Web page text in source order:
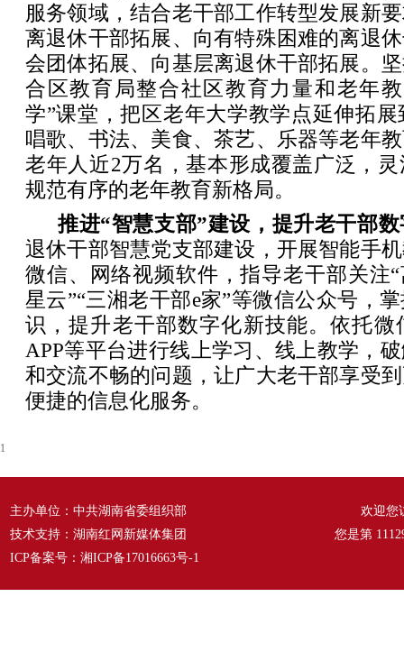
服务领域，结合老干部工作转型发展新
离退休干部拓展、向有特殊困难的离退
会团体拓展、向基层离退休干部拓展。
合区教育局整合社区教育力量和老年
学”课堂，把区老年大学教学点延伸拓
唱歌、书法、美食、茶艺、乐器等老年
老年人近2万名，基本形成覆盖广泛，
规范有序的老年教育新格局。
推进“智慧支部”建设，提升老干部
退休干部智慧党支部建设，开展智能手
微信、网络视频软件，指导老干部关注
星云”“三湘老干部e家”等微信公众号，
识，提升老干部数字化新技能。依托微
APP等平台进行线上学习、线上教学，
和交流不畅的问题，让广大老干部享受
便捷的信息化服务。
1
主办单位：中共湖南省委组织部
技术支持：湖南红网新媒体集团
ICP备案号： 湘ICP备17016663号-1
欢迎您
您是第